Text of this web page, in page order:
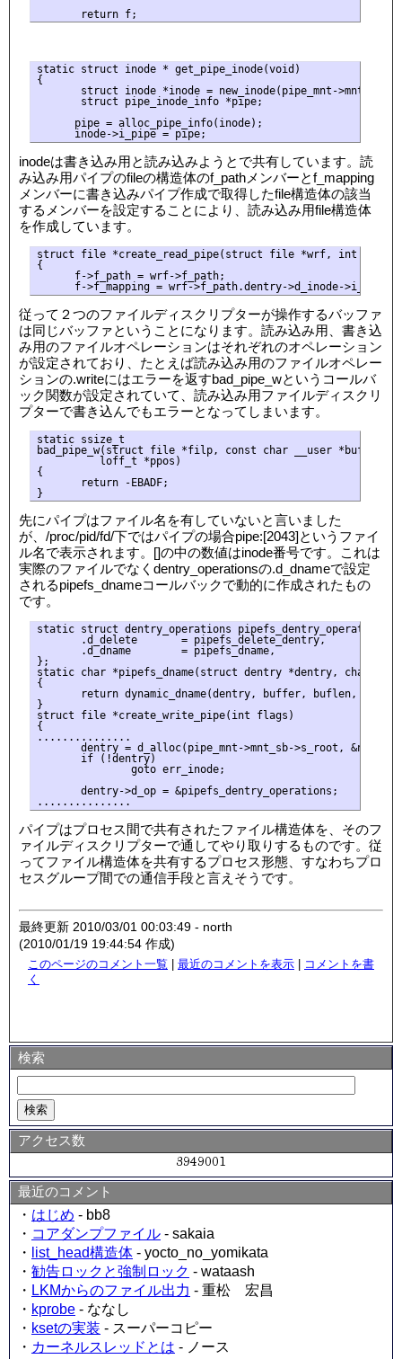
static struct inode * get_pipe_inode(void)
{
       struct inode *inode = new_inode(pipe_mnt->mnt_sb);
       struct pipe_inode_info *pipe;
      pipe = alloc_pipe_info(inode);
inodeは書き込み用と読み込みようとで共有しています。読
み込み用パイプのfileの構造体のf_pathメンバーとf_mapping
メンバーに書き込みパイプ作成で取得したfile構造体の該当
するメンバーを設定することにより、読み込み用file構造体
を作成しています。
struct file *create_read_pipe(struct file *wrf, int flags)
{
      f->f_path = wrf->f_path;
従って２つのファイルディスクリプターが操作するバッファ
は同じバッファということになります。読み込み用、書き込
み用のファイルオペレーションはそれぞれのオペレーション
が設定されており、たとえば読み込み用のファイルオペレー
ションの.writeにはエラーを返すbad_pipe_wというコールバ
ック関数が設定されていて、読み込み用ファイルディスクリ
プターで書き込んでもエラーとなってしまいます。
static ssize_t
bad_pipe_w(struct file *filp, const char __user *buf,
          loff_t *ppos)
{
       return -EBADF;
先にパイプはファイル名を有していないと言いました
が、/proc/pid/fd/下ではパイプの場合pipe:[2043]というファイ
ル名で表示されます。[]の中の数値はinode番号です。これは
実際のファイルでなくdentry_operationsの.d_dnameで設定
されるpipefs_dnameコールバックで動的に作成されたもの
です。
static struct dentry_operations pipefs_dentry_operations
       .d_delete       = pipefs_delete_dentry,
       .d_dname        = pipefs_dname,
};
static char *pipefs_dname(struct dentry *dentry, char
{
return dynamic_dname(dentry, buffer, buflen,
}
struct file *create_write_pipe(int flags)
{
...............
       dentry = d_alloc(pipe_mnt->mnt_sb->s_root, &name);
       if (!dentry)
               goto err_inode;
       dentry->d_op = &pipefs_dentry_operations;
パイプはプロセス間で共有されたファイル構造体を、そのフ
ァイルディスクリプターで通してやり取りするものです。従
ってファイル構造体を共有するプロセス形態、すなわちプロ
セスグループ間での通信手段と言えそうです。
最終更新 2010/03/01 00:03:49 - north
(2010/01/19 19:44:54 作成)
このページのコメント一覧 最近のコメントを表示
コメントを書
く
検索
アクセス数
最近のコメント
・ はじめ - bb8
・ コアダンプファイル - sakaia
・
list_head構造体 - yocto_no_yomikata
・ 勧告ロックと強制ロック - wataash
・ LKMからのファイル出力 - 重松 宏昌
・ kprobe - ななし
・ ksetの実装 - スーパーコピー
・ カーネルスレッドとは - ノース